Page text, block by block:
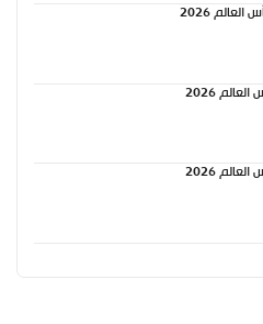
موعد مباراة الأرجنتين والجزائر في كأس العالم 2026
موعد مباراة العراق والنرويج في كأس العالم 2026
موعد مباراة فرنسا والسنغال في كأس العالم 2026